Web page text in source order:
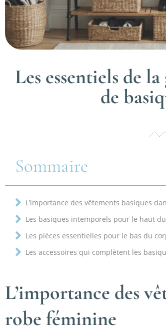
Les essentiels de
de
Sommaire
L’importance des vêtements basiques
Les basiques intemporels pour le haut
Les pièces essentielles pour le bas du
Les accessoires qui complètent les
L’importance des
robe féminine